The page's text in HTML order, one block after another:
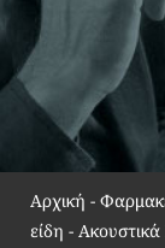
Αρχική -
είδη -